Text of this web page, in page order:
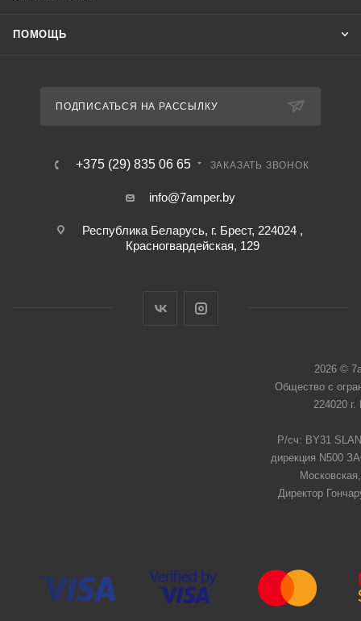
ПОМОЩЬ
ПОДПИСАТЬСЯ НА РАССЫЛКУ
+375 (29) 835 06 65 ЗАКАЗАТЬ ЗВОНОК
info@7amper.by
Республика Беларусь, г. Брест, 224024 ,
Красногвардейская, 129
2026 ©
Общество с
224020
Р/сч: BY31
дирекция N500
Директор